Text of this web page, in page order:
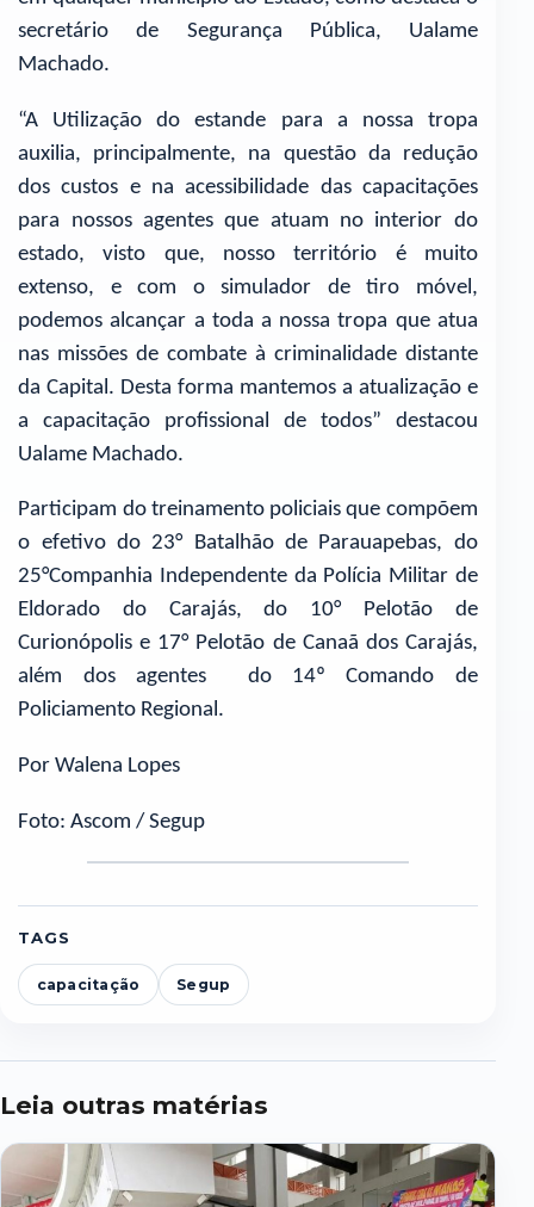
secretário de Segurança Pública, Ualame
Machado.
“A Utilização do estande para a nossa tropa
auxilia, principalmente, na questão da redução
dos custos e na acessibilidade das capacitações
para nossos agentes que atuam no interior do
estado, visto que, nosso território é muito
extenso, e com o simulador de tiro móvel,
podemos alcançar a toda a nossa tropa que atua
nas missões de combate à criminalidade distante
da Capital. Desta forma mantemos a atualização e
a capacitação profissional de todos” destacou
Ualame Machado.
Participam do treinamento policiais que compõem
o efetivo do 23° Batalhão de Parauapebas, do
25°Companhia Independente da Polícia Militar de
Eldorado do Carajás, do 10° Pelotão de
Curionópolis e 17° Pelotão de Canaã dos Carajás,
além dos agentes do 14º Comando de
Policiamento Regional.
Por Walena Lopes
Foto: Ascom / Segup
TAGS
capacitação Segup
Leia outras matérias